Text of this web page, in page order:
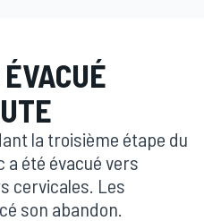
la troisième étape du
a été évacué vers
cervicales. Les
son abandon.